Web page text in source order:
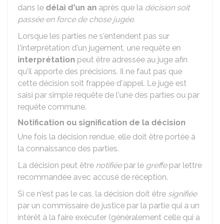
dans le délai d'un an après que la décision soit
passée en force de chose jugée.
Lorsque les parties ne s'entendent pas sur
l'interprétation d'un jugement, une requête en
interprétation peut être adressée au juge afin
qu'il apporte des précisions. Il ne faut pas que
cette décision soit frappée d'appel. Le juge est
saisi par simple requête de l'une des parties ou par
requête commune.
Notification ou signification de la décision
Une fois la décision rendue, elle doit être portée à
la connaissance des parties.
La décision peut être notifiéepar le greffepar lettre
recommandée avec accusé de réception.
Si ce n'est pas le cas, la décision doit être signifiée
par un commissaire de justice par la partie qui a un
intérêt à la faire exécuter (généralement celle qui a